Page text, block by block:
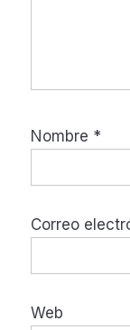
Nombre *
Correo
Web